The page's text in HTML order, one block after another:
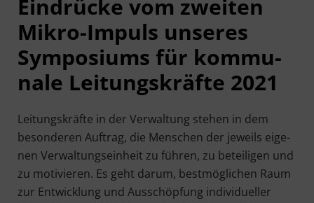
Ein­drü­cke vom zwei­ten
Mikro-Impuls unse­res
Sym­po­si­ums für kom­mu­
na­le Lei­tungs­kräf­te 2021
Lei­tungs­kräf­te in der Ver­wal­tung ste­hen in dem
beson­de­ren Auf­trag, die Men­schen der jeweils eige­
nen Ver­wal­tungs­ein­heit zu füh­ren, zu betei­li­gen und
zu moti­vie­ren. Es geht dar­um, best­mög­li­chen Raum
zur Ent­wick­lung und Aus­schöp­fung indi­vi­du­el­ler